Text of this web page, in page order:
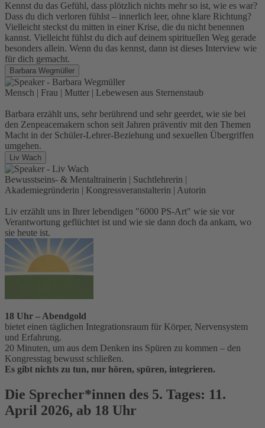
Kennst du das Gefühl, dass plötzlich nichts mehr so ist, wie es war?
Dass du dich verloren fühlst – innerlich leer, ohne klare Richtung?
Vielleicht steckst du mitten in einer Krise, die du nicht benennen
kannst. Vielleicht fühlst du dich auf deinem spirituellen Weg gerade
besonders allein. Wenn du das kennst, dann ist dieses Interview wie
für dich gemacht.
Barbara Wegmüller
Mensch | Frau | Mutter | Lebewesen aus Sternenstaub
Barbara erzählt uns, sehr berührend und sehr geerdet, wie sie bei
den Zenpeacemakern schon seit Jahren präventiv mit den Themen
Macht in der Schüler-Lehrer-Beziehung und sexuellen Übergriffen
umgehen.
Liv Wach
Bewusstseins- & Mentaltrainerin | Suchtlehrerin |
Akademiegründerin | Kongressveranstalterin | Autorin
Liv erzählt uns in Ihrer lebendigen "6000 PS-Art" wie sie vor
Verantwortung geflüchtet ist und wie sie dann doch da ankam, wo
sie heute ist.
18 Uhr – Abendgold
bietet einen täglichen Integrationsraum für Körper, Nervensystem
und Erfahrung.
20 Minuten, um aus dem Denken ins Spüren zu kommen – den
Kongresstag bewusst schließen.
Es gibt nichts zu tun, nur hören, spüren, integrieren.
Die Sprecher*innen des 5. Tages: 11.
April 2026, ab 18 Uhr